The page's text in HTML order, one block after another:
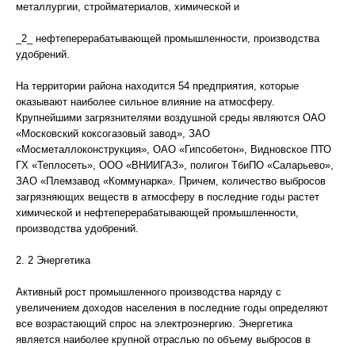
металлургии, стройматериалов, химической и
_2_ нефтеперерабатывающей промышленности, производства
удобрений.
На территории района находится 54 предприятия, которые
оказывают наиболее сильное влияние на атмосферу.
Крупнейшими загрязнителями воздушной среды являются ОАО
«Московский коксогазовый завод», ЗАО
«Мосметаллоконструкция», ОАО «Гипсобетон», Видновское ПТО
ГХ «Теплосеть», ООО «ВНИИГАЗ», полигон ТбиПО «Саларьево»,
ЗАО «Племзавод «Коммунарка». Причем, количество выбросов
загрязняющих веществ в атмосферу в последние годы растет
химической и нефтеперерабатывающей промышленности,
производства удобрений.
2. 2 Энергетика
Активный рост промышленного производства наряду с
увеличением доходов населения в последние годы определяют
все возрастающий спрос на электроэнергию. Энергетика
является наиболее крупной отраслью по объему выбросов в